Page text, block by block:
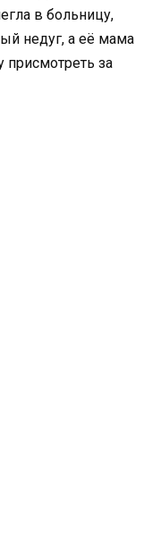
в больницу,
недуг, а её мама
присмотреть за